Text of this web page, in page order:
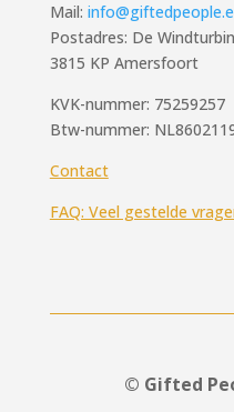
Mail:
Postadres: De
3815 KP Amersfoort
KVK-nummer: 75259257
Btw-nummer:
Contact
FAQ: Veel gestelde
© Gifted